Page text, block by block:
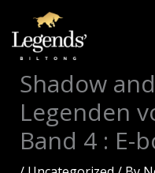
content
Shadow
Legenden
Band 4 : E-